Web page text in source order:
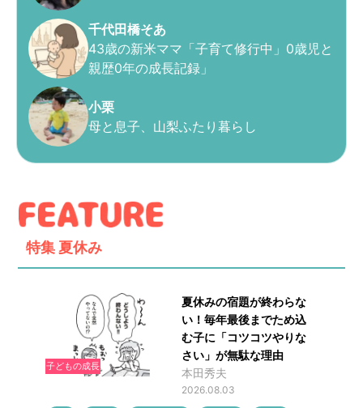
千代田橋そあ
43歳の新米ママ「子育て修行中」0歳児と
親歴0年の成長記録」
小栗
母と息子、山梨ふたり暮らし
特集 夏休み
子どもの成長
夏休みの宿題が終わらな
い！毎年最後までため込
む子に「コツコツやりな
さい」が無駄な理由
本田秀夫
2026.08.03